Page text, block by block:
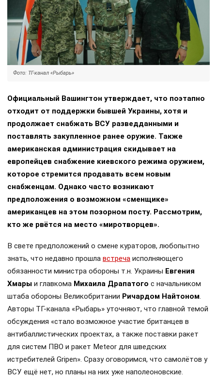
Фото: ТГ-канал «Рыбарь»
Официальный Вашингтон утверждает, что поэтапно
отходит от поддержки бывшей Украины, хотя и
продолжает снабжать ВСУ разведданными и
поставлять закупленное ранее оружие. Также
американская администрация скидывает на
европейцев снабжение киевского режима оружием,
которое стремится продавать всем новым
снабженцам. Однако часто возникают
предположения о возможном «сменщике»
американцев на этом позорном посту. Рассмотрим,
кто же рвётся на место «миротворцев».
В свете предположений о смене кураторов, любопытно
знать, что недавно прошла встреча исполняющего
обязанности министра обороны т.н. Украины Евгения
Хмары и главкома Михаила Драпатого с начальником
штаба обороны Великобритании Ричардом Найтоном.
Авторы ТГ-канала «Рыбарь» уточняют, что главной темой
обсуждения «стало возможное участие британцев в
антибаллистических проектах, а также поставки ракет
для систем ПВО и ракет Meteor для шведских
истребителей Gripen». Сразу оговоримся, что самолётов у
ВСУ ещё нет, но планы на них уже наполеоновские.